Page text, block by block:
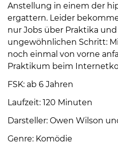
und
14
Anstellung in einem der
ergattern. Leider
nur Jobs über Praktika
ungewöhnlichen Schritt:
noch einmal von vorne
Praktikum beim
FSK: ab 6 Jahren
Laufzeit: 120 Minuten
Darsteller: Owen Wilson
Genre: Komödie